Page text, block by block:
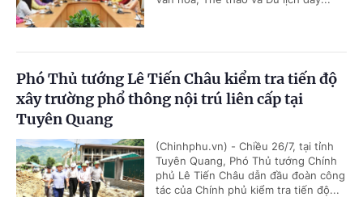
Phó Thủ tướng Lê Tiến Châu kiểm tra tiến độ
xây trường phổ thông nội trú liên cấp tại
Tuyên Quang
(Chinhphu.vn) - Chiều 26/7, tại tỉnh
Tuyên Quang, Phó Thủ tướng Chính
phủ Lê Tiến Châu dẫn đầu đoàn công
tác của Chính phủ kiểm tra tiến độ...